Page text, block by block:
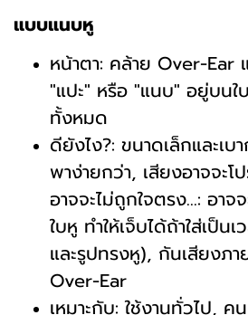
แบบแนบหู
หน้าตา: คล้าย Over-Ear
"แปะ" หรือ "แนบ" อยู่บนใ
ทั้งหมด
ดียังไง?: ขนาดเล็กและเ
พาง่ายกว่า, เสียงอาจจะ
อาจจะไม่ถูกใจตรง...: อา
ใบหู ทำให้เจ็บได้ถ้าใส่เป็น
และรูปทรงหู), กันเสียงภา
Over-Ear
เหมาะกับ: ใช้งานทั่วไป,